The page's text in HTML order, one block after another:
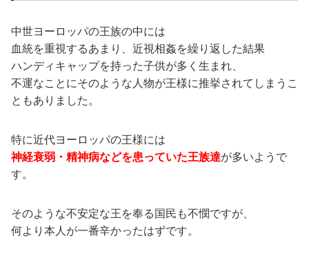
中世ヨーロッパの王族の中には
血統を重視するあまり、近視相姦を繰り返した結果
ハンディキャップを持った子供が多く生まれ、
不運なことにそのような人物が王様に推挙されてしまうこ
ともありました。
特に近代ヨーロッパの王様には
神経衰弱・精神病などを患っていた王族達が多いようで
す。
そのような不安定な王を奉る国民も不憫ですが、
何より本人が一番辛かったはずです。